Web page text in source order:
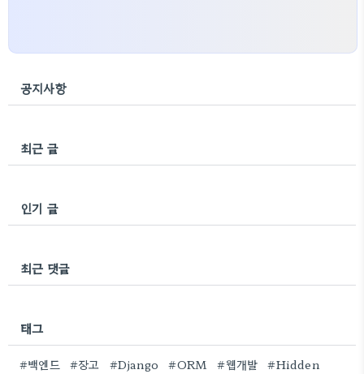
공지사항
최근 글
인기 글
최근 댓글
태그
#백엔드 #장고 #Django #ORM #웹개발 #Hidden